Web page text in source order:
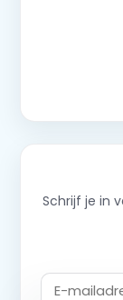
Schrijf je in